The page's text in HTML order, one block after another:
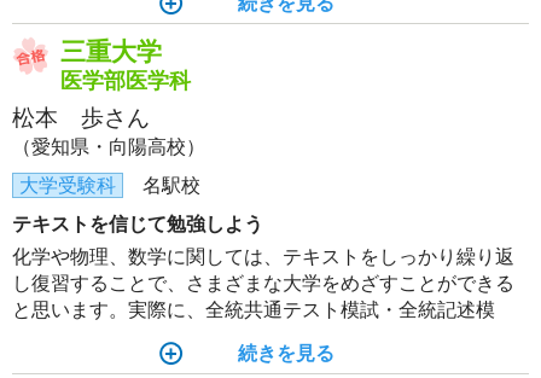
て、伸びを実感しました。
三重大学
医学部医学科
松本 歩さん
（愛知県・向陽高校）
大学受験科
名駅校
テキストを信じて勉強しよう
化学や物理、数学に関しては、テキストをしっかり繰り返
し復習することで、さまざまな大学をめざすことができる
と思います。実際に、全統共通テスト模試・全統記述模
キストの演習で定着させた知識を利用する問題が出題され
続きを見る